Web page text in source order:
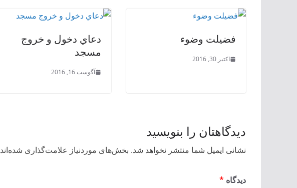
فضيلت وضوء
اکتبر 30, 2016
دعاي دخول و خروج
مسجد
آگوست 16, 2016
دیدگاهتان را بنویسید
نشانی ایمیل شما منتشر نخواهد شد. بخش‌های موردنیاز علامت‌گذاری شده‌اند
دیدگاه *